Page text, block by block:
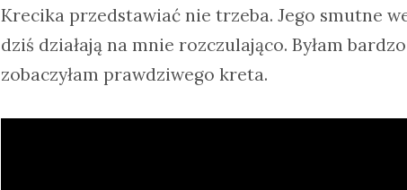
Krecika przedstawiać nie trzeba. Jego smutne
dziś działają na mnie rozczulająco. Byłam
zobaczyłam prawdziwego kreta.